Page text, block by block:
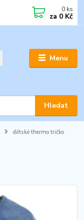
Menu
Hledat
0 ks
za 0 Kč
dětské thermo tričko